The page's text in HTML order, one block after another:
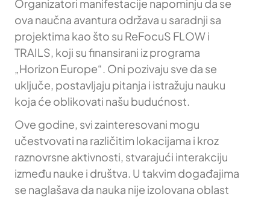
Organizatori manifestacije napominju da se
ova naučna avantura održava u saradnji sa
projektima kao što su ReFocuS FLOW i
TRAILS, koji su finansirani iz programa
„Horizon Europe“. Oni pozivaju sve da se
uključe, postavljaju pitanja i istražuju nauku
koja će oblikovati našu budućnost.
Ove godine, svi zainteresovani mogu
učestvovati na različitim lokacijama i kroz
raznovrsne aktivnosti, stvarajući interakciju
između nauke i društva. U takvim događajima
se naglašava da nauka nije izolovana oblast